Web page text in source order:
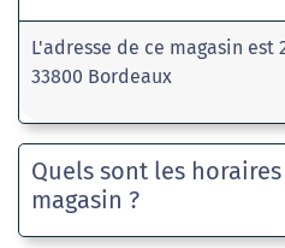
L'adresse de ce magasin est
33800 Bordeaux
Quels sont les
magasin ?